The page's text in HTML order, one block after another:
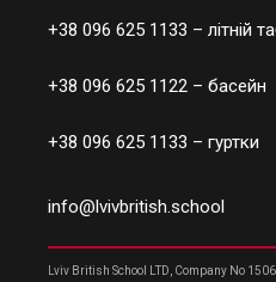
+38 096 625 1133 – літній
+38 096 625 1122 – басейн
+38 096 625 1133 – гуртки
info@lvivbritish.school
Lviv British School LTD, Company No